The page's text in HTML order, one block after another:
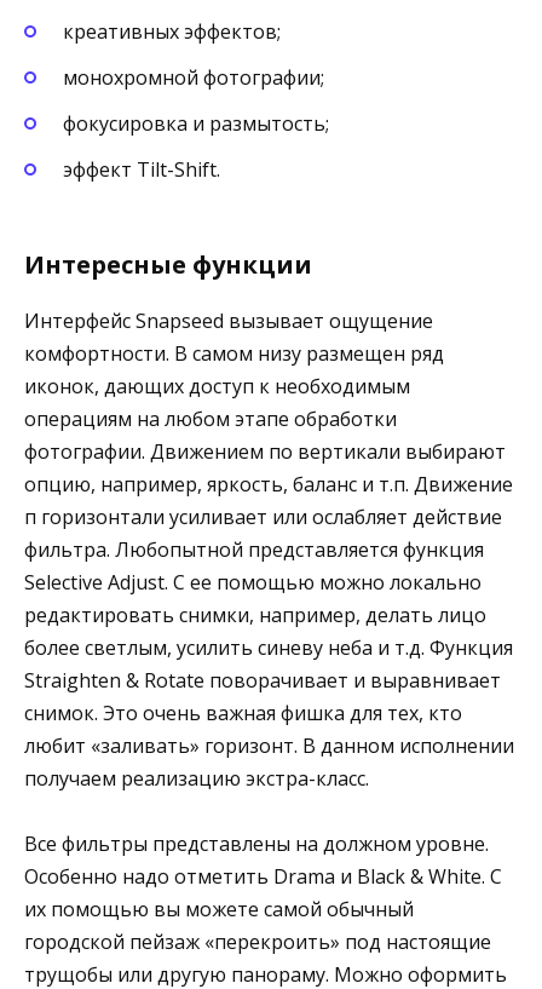
креативных эффектов;
монохромной фотографии;
фокусировка и размытость;
эффект Tilt-Shift.
Интересные функции
Интерфейс Snapseed вызывает ощущение
комфортности. В самом низу размещен ряд
иконок, дающих доступ к необходимым
операциям на любом этапе обработки
фотографии. Движением по вертикали выбирают
опцию, например, яркость, баланс и т.п. Движение
п горизонтали усиливает или ослабляет действие
фильтра. Любопытной представляется функция
Selective Adjust. С ее помощью можно локально
редактировать снимки, например, делать лицо
более светлым, усилить синеву неба и т.д. Функция
Straighten & Rotate поворачивает и выравнивает
снимок. Это очень важная фишка для тех, кто
любит «заливать» горизонт. В данном исполнении
получаем реализацию экстра-класс.
Все фильтры представлены на должном уровне.
Особенно надо отметить Drama и Black & White. С
их помощью вы можете самой обычный
городской пейзаж «перекроить» под настоящие
трущобы или другую панораму. Можно оформить